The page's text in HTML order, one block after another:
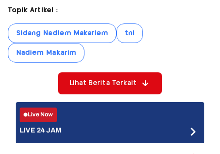
Topik Artikel :
Sidang Nadiem Makariem tni
Nadiem Makarim
Lihat Berita Terkait
Live Now
LIVE 24 JAM